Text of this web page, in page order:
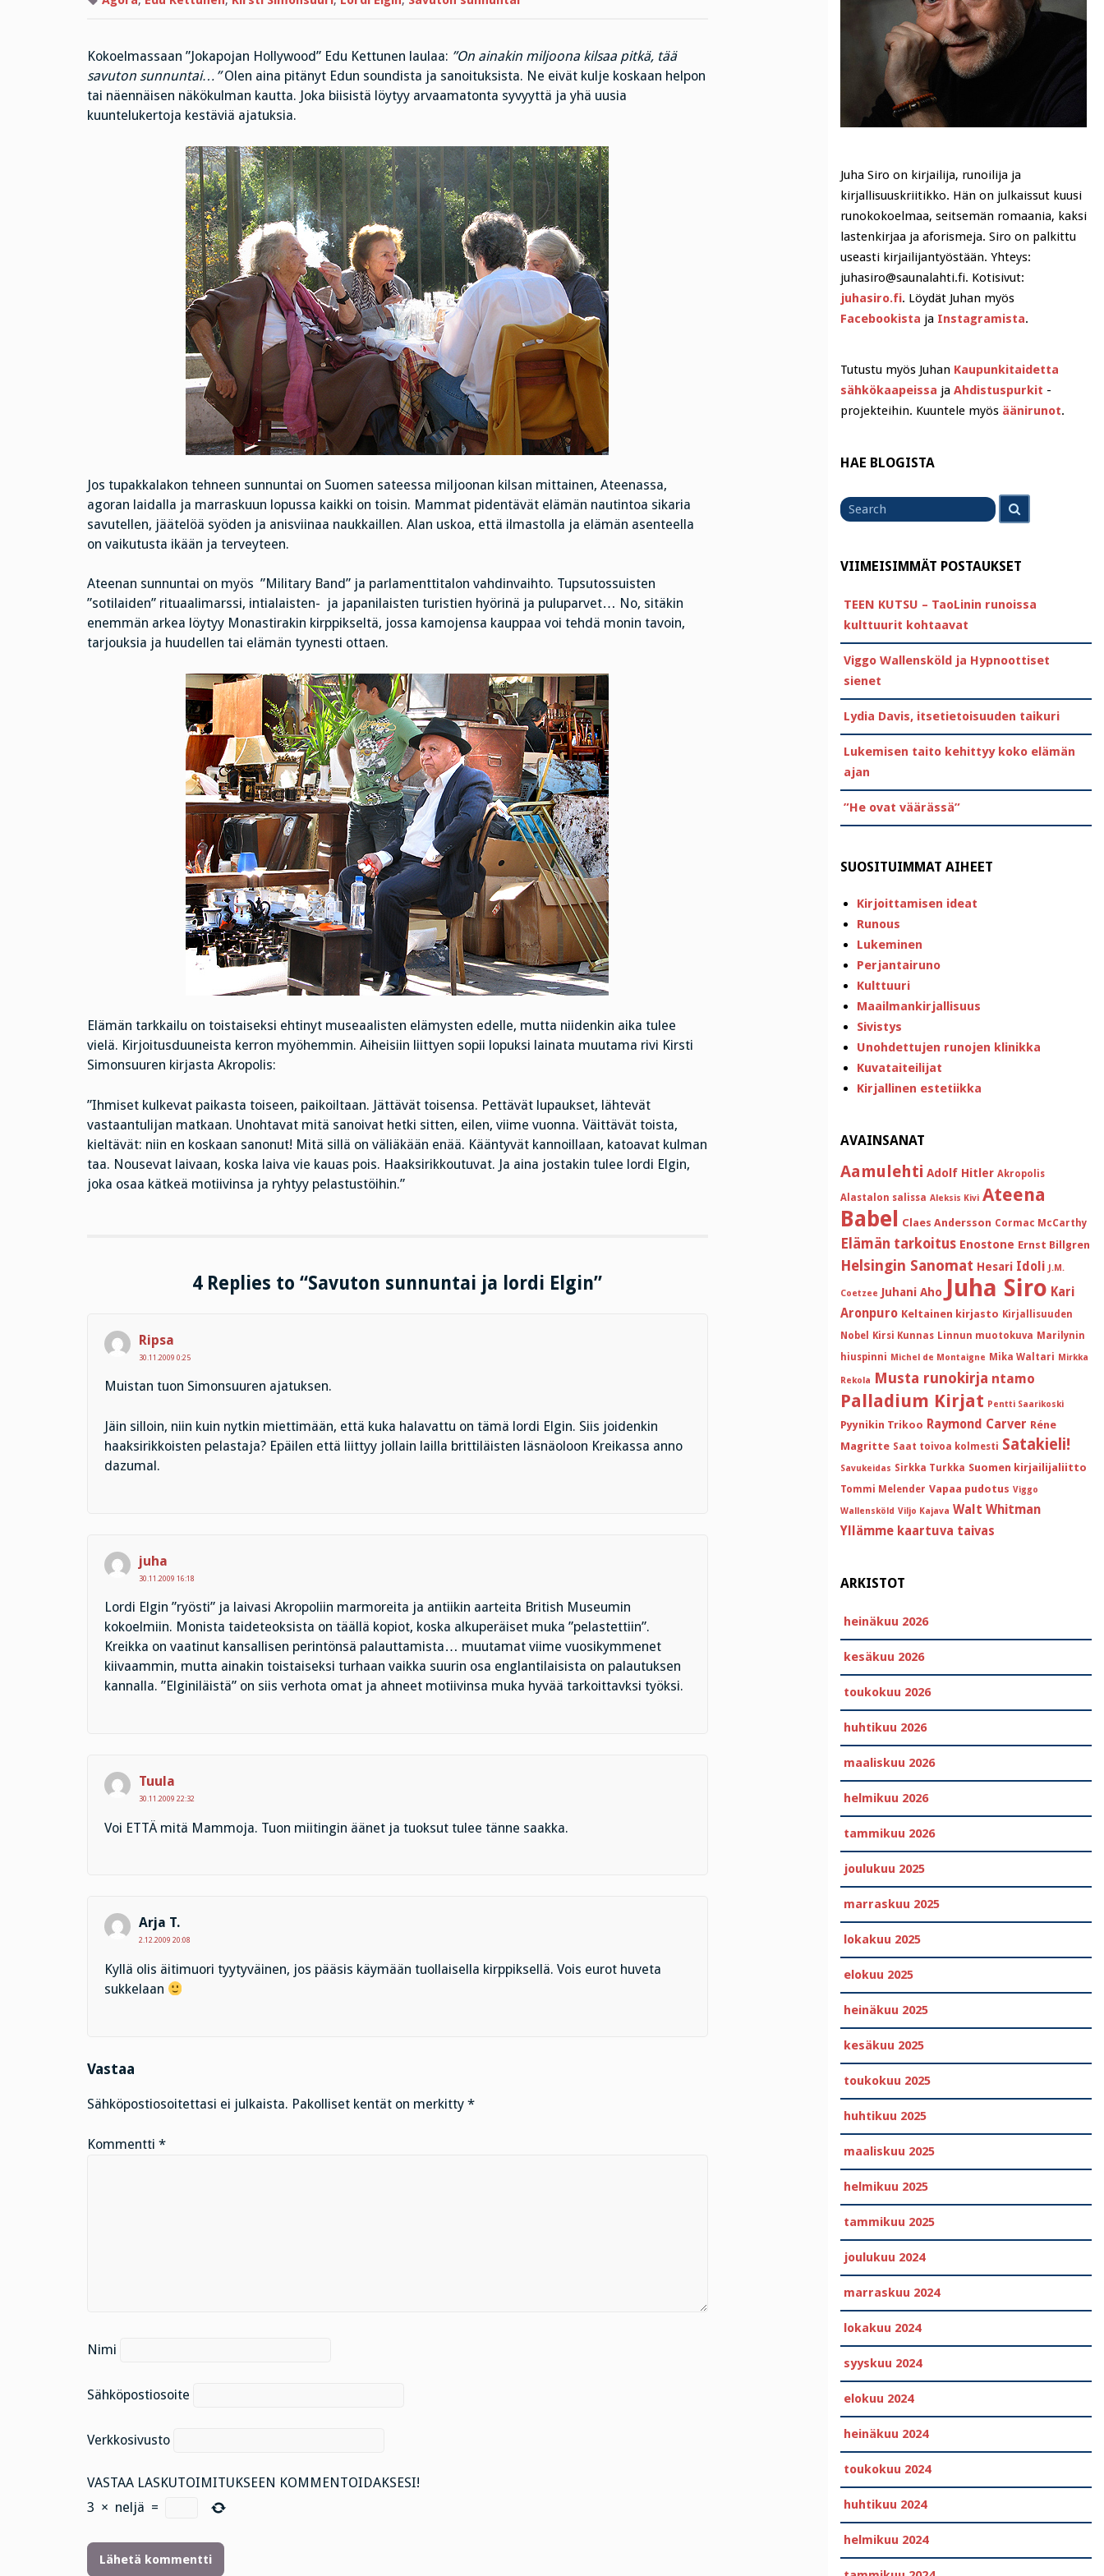
Kokoelmassaan ”Jokapojan Hollywood” Edu Kettunen laulaa: ”On ainakin miljoona kilsaa pitkä, tää
savuton sunnuntai…”Olen aina pitänyt Edun soundista ja sanoituksista. Ne eivät kulje koskaan helpon
tai näennäisen näkökulman kautta. Joka biisistä löytyy arvaamatonta syvyyttä ja yhä uusia
kuuntelukertoja kestäviä ajatuksia.
Jos tupakkalakon tehneen sunnuntai on Suomen sateessa miljoonan kilsan mittainen, Ateenassa,
agoran laidalla ja marraskuun lopussa kaikki on toisin. Mammat pidentävät elämän nautintoa sikaria
savutellen, jäätelöä syöden ja anisviinaa naukkaillen. Alan uskoa, että ilmastolla ja elämän asenteella
on vaikutusta ikään ja terveyteen.
Ateenan sunnuntai on myös ”Military Band” ja parlamenttitalon vahdinvaihto. Tupsutossuisten
”sotilaiden” rituaalimarssi, intialaisten- ja japanilaisten turistien hyörinä ja puluparvet… No, sitäkin
enemmän arkea löytyy Monastirakin kirppikseltä, jossa kamojensa kauppaa voi tehdä monin tavoin,
tarjouksia ja huudellen tai elämän tyynesti ottaen.
Elämän tarkkailu on toistaiseksi ehtinyt museaalisten elämysten edelle, mutta niidenkin aika tulee
vielä. Kirjoitusduuneista kerron myöhemmin. Aiheisiin liittyen sopii lopuksi lainata muutama rivi Kirsti
Simonsuuren kirjasta Akropolis:
”Ihmiset kulkevat paikasta toiseen, paikoiltaan. Jättävät toisensa. Pettävät lupaukset, lähtevät
vastaantulijan matkaan. Unohtavat mitä sanoivat hetki sitten, eilen, viime vuonna. Väittävät toista,
kieltävät: niin en koskaan sanonut! Mitä sillä on väliäkään enää. Kääntyvät kannoillaan, katoavat kulman
taa. Nousevat laivaan, koska laiva vie kauas pois. Haaksirikkoutuvat. Ja aina jostakin tulee lordi Elgin,
joka osaa kätkeä motiivinsa ja ryhtyy pelastustöihin.”
4 Replies to “Savuton sunnuntai ja lordi Elgin”
Ripsa
30.11.2009 0:25
Muistan tuon Simonsuuren ajatuksen.
Jäin silloin, niin kuin nytkin miettimään, että kuka halavattu on tämä lordi Elgin. Siis joidenkin
haaksirikkoisten pelastaja? Epäilen että liittyy jollain lailla brittiläisten läsnäoloon Kreikassa anno
dazumal.
juha
30.11.2009 16:18
Lordi Elgin ”ryösti” ja laivasi Akropoliin marmoreita ja antiikin aarteita British Museumin
kokoelmiin. Monista taideteoksista on täällä kopiot, koska alkuperäiset muka ”pelastettiin”.
Kreikka on vaatinut kansallisen perintönsä palauttamista… muutamat viime vuosikymmenet
kiivaammin, mutta ainakin toistaiseksi turhaan vaikka suurin osa englantilaisista on palautuksen
kannalla. ”Elginiläistä” on siis verhota omat ja ahneet motiivinsa muka hyvää tarkoittavksi työksi.
Tuula
30.11.2009 22:32
Voi ETTÄ mitä Mammoja. Tuon miitingin äänet ja tuoksut tulee tänne saakka.
Arja T.
2.12.2009 20:08
Kyllä olis äitimuori tyytyväinen, jos pääsis käymään tuollaisella kirppiksellä. Vois eurot huveta
sukkelaan
Vastaa
Sähköpostiosoitettasi ei julkaista. Pakolliset kentät on merkitty *
Kommentti *
Nimi
Sähköpostiosoite
Verkkosivusto
VASTAA LASKUTOIMITUKSEEN KOMMENTOIDAKSESI!
3 × neljä =
Juha Siro on kirjailija, runoilija ja
kirjallisuuskriitikko. Hän on julkaissut kuusi
runokokoelmaa, seitsemän romaania, kaksi
lastenkirjaa ja aforismeja. Siro on palkittu
useasti kirjailijantyöstään. Yhteys:
juhasiro@saunalahti.fi. Kotisivut:
juhasiro.fi. Löydät Juhan myös
Facebookista ja Instagramista.
Tutustu myös Juhan Kaupunkitaidetta
sähkökaapeissa ja Ahdistuspurkit -
projekteihin. Kuuntele myös äänirunot.
HAE BLOGISTA
for
VIIMEISIMMÄT POSTAUKSET
TEEN KUTSU – TaoLinin runoissa
kulttuurit kohtaavat
Viggo Wallensköld ja Hypnoottiset
sienet
Lydia Davis, itsetietoisuuden taikuri
Lukemisen taito kehittyy koko elämän
ajan
”He ovat väärässä”
SUOSITUIMMAT AIHEET
Kirjoittamisen ideat
Runous
Lukeminen
Perjantairuno
Kulttuuri
Maailmankirjallisuus
Sivistys
Unohdettujen runojen klinikka
Kuvataiteilijat
Kirjallinen estetiikka
AVAINSANAT
Aamulehti Adolf Hitler Akropolis
Alastalon salissa Aleksis Kivi Ateena
Babel Claes Andersson Cormac McCarthy
Elämän tarkoitus Enostone Ernst Billgren
Helsingin Sanomat Hesari Idoli J.M.
Coetzee Juhani Aho Juha Siro Kari
Aronpuro Keltainen kirjasto Kirjallisuuden
Nobel
Kirsi Kunnas Linnun muotokuva Marilynin
hiuspinni Michel de Montaigne Mika Waltari Mirkka
Rekola Musta runokirja ntamo
Palladium Kirjat Pentti Saarikoski
Pyynikin Trikoo Raymond Carver Réne
Magritte Saat toivoa kolmesti Satakieli!
Savukeidas Sirkka Turkka Suomen kirjailijaliitto
Tommi Melender Vapaa pudotus Viggo
Wallensköld Viljo Kajava Walt Whitman
Yllämme kaartuva taivas
ARKISTOT
heinäkuu 2026
kesäkuu 2026
toukokuu 2026
huhtikuu 2026
maaliskuu 2026
helmikuu 2026
tammikuu 2026
joulukuu 2025
marraskuu 2025
lokakuu 2025
elokuu 2025
heinäkuu 2025
kesäkuu 2025
toukokuu 2025
huhtikuu 2025
maaliskuu 2025
helmikuu 2025
tammikuu 2025
joulukuu 2024
marraskuu 2024
lokakuu 2024
syyskuu 2024
elokuu 2024
heinäkuu 2024
toukokuu 2024
huhtikuu 2024
helmikuu 2024